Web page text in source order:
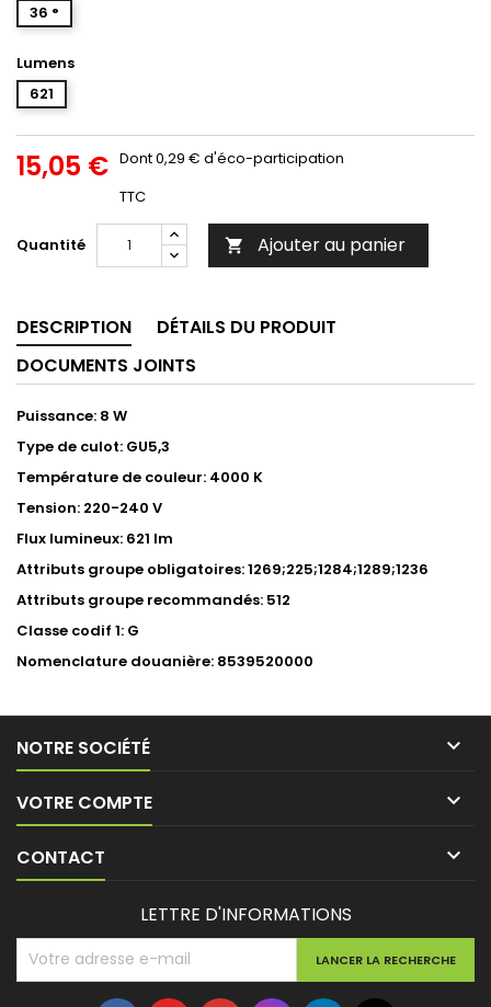
36 °
Lumens
621
15,05 € Dont 0,29 € d'éco-participation
TTC
Quantité  Ajouter au panier
DESCRIPTION
DÉTAILS DU PRODUIT
DOCUMENTS JOINTS
Puissance: 8 W
Type de culot: GU5,3
Température de couleur: 4000 K
Tension: 220-240 V
Flux lumineux: 621 lm
Attributs groupe obligatoires: 1269;225;1284;1289;1236
Attributs groupe recommandés: 512
Classe codif 1: G
Nomenclature douanière: 8539520000
NOTRE SOCIÉTÉ 
VOTRE COMPTE 
CONTACT 
LETTRE D'INFORMATIONS